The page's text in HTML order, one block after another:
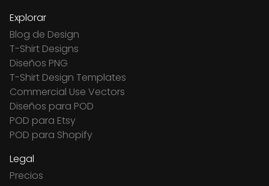
Explorar
Blog de Design
T-Shirt Designs
Diseños PNG
T-Shirt Design Templates
Commercial Use Vectors
Diseños para POD
POD para Etsy
POD para Shopify
Legal
Precios